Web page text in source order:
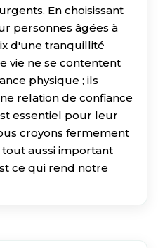
En choisissant
personnes âgées à
d'une tranquillité
vie ne se contentent
physique ; ils
relation de confiance
essentiel pour leur
croyons fermement
aussi important
ce qui rend notre